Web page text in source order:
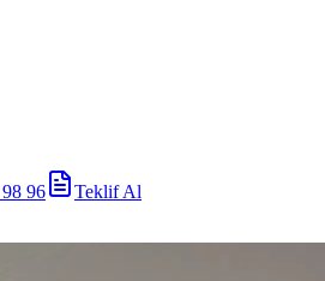
96 Teklif Al